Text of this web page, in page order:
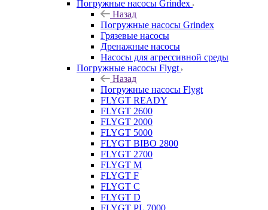
Погружные насосы Grindex
Назад
Погружные насосы Grindex
Грязевые насосы
Дренажные насосы
Насосы для агрессивной среды
Погружные насосы Flygt
Назад
Погружные насосы Flygt
FLYGT READY
FLYGT 2600
FLYGT 2000
FLYGT 5000
FLYGT BIBO 2800
FLYGT 2700
FLYGT M
FLYGT F
FLYGT C
FLYGT D
FLYGT PL 7000